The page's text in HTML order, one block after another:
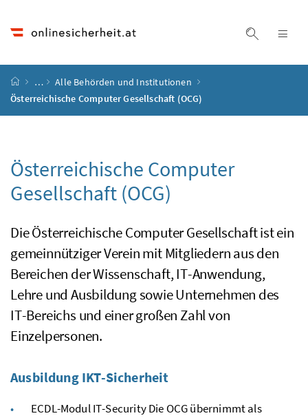
Suche
Startseite
…
Alle Behörden und Institutionen
Österreichische Computer Gesellschaft (OCG)
Österreichische Computer
Gesellschaft (OCG)
Die Österreichische Computer Gesellschaft ist ein
gemeinnütziger Verein mit Mitgliedern aus den
Bereichen der Wissenschaft,IT-Anwendung,
Lehre und Ausbildung sowie Unternehmen des
IT-Bereichs und einer großen Zahl von
Einzelpersonen.
Ausbildung IKT-Sicherheit
ECDL-ModulIT-Security Die OCGübernimmt als